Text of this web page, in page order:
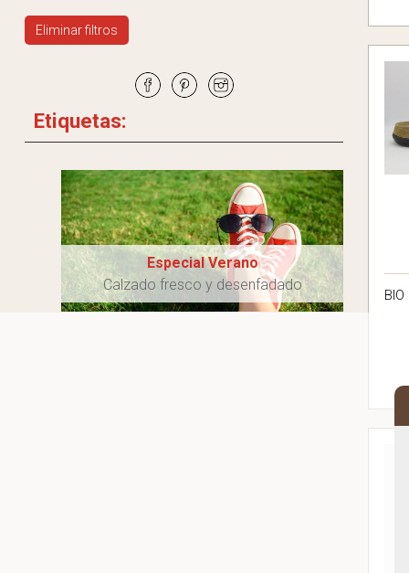
Eliminar filtros
Etiquetas:
Especial Verano
Calzado fresco y desenfadado
BIO